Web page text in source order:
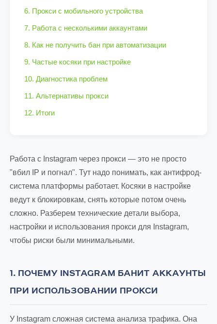
6. Прокси с мобильного устройства
7. Работа с несколькими аккаунтами
8. Как не получить бан при автоматизации
9. Частые косяки при настройке
10. Диагностика проблем
11. Альтернативы прокси
12. Итоги
Работа с Instagram через прокси — это не просто
"вбил IP и погнал". Тут надо понимать, как антифрод-
система платформы работает. Косяки в настройке
ведут к блокировкам, снять которые потом очень
сложно. Разберем технические детали выбора,
настройки и использования прокси для Instagram,
чтобы риски были минимальными.
1. ПОЧЕМУ INSTAGRAM БАНИТ АККАУНТЫ
ПРИ ИСПОЛЬЗОВАНИИ ПРОКСИ
У Instagram сложная система анализа трафика. Она